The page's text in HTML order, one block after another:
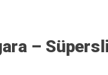
–